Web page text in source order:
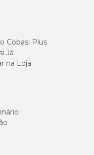
Cobasi Plus
Já
na Loja